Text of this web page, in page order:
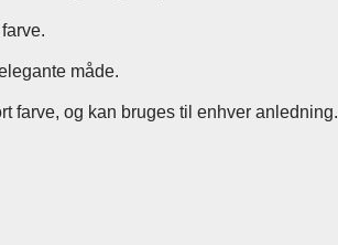
måde.
farve, og kan bruges til enhver anledning.